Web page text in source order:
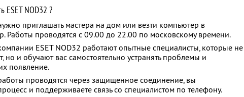
ESET NOD32 ?
приглашать мастера на дом или везти компьютер в
Работы проводятся с 09.00 до 22.00 по московскому времени.
ESET NOD32 работают опытные специалисты, которые не
но и обучают вас самостоятельно устранять проблемы и
появление.
проводятся через защищенное соединение, вы
и поддерживаете связь со специалистом по телефону.